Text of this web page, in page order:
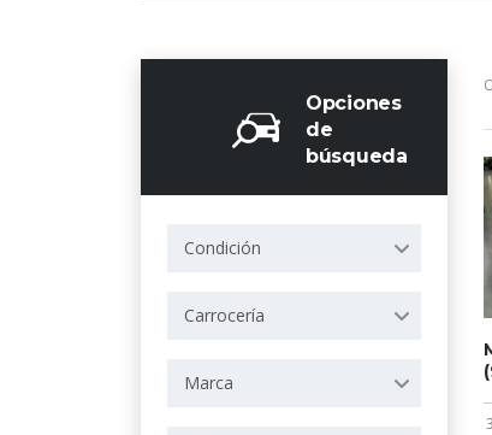
Opciones
de
búsqueda
Condición
Carrocería
Marca